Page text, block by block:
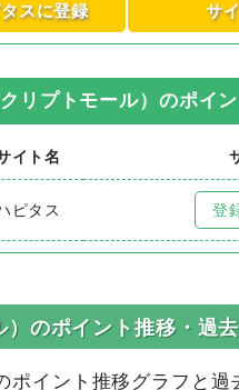
スに登録 サ
リプトモール） のポイ
イト名
ピタス 登